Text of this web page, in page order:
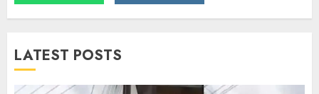
LATEST POSTS